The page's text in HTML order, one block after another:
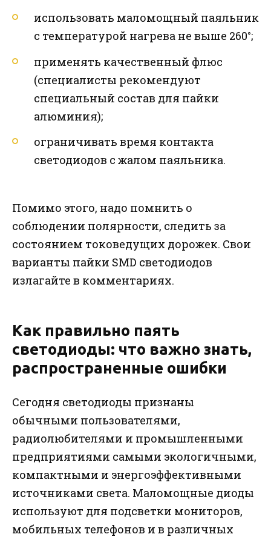
использовать маломощный паяльник
с температурой нагрева не выше 260°;
применять качественный флюс
(специалисты рекомендуют
специальный состав для пайки
алюминия);
ограничивать время контакта
светодиодов с жалом паяльника.
Помимо этого, надо помнить о
соблюдении полярности, следить за
состоянием токоведущих дорожек. Свои
варианты пайки SMD светодиодов
излагайте в комментариях.
Как правильно паять
светодиоды: что важно знать,
распространенные ошибки
Сегодня светодиоды признаны
обычными пользователями,
радиолюбителями и промышленными
предприятиями самыми экологичными,
компактными и энергоэффективными
источниками света. Маломощные диоды
используют для подсветки мониторов,
мобильных телефонов и в различных